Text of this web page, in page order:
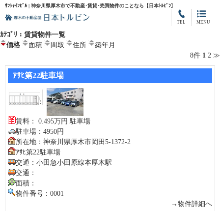
ｻﾝｼｬｲﾝﾋﾞﾙ | 神奈川県厚木市で不動産･賃貸･売買物件のことなら【日本ﾄﾙﾋﾞﾝ】
MENU
TEL
ｶﾃｺﾞﾘ：賃貸物件一覧
価格
面積 間取 住所
築年月
8件 1 2 ≫
ｱｻﾋ第22駐車場
賃料： 0.495万円 駐車場
駐車場：4950円
所在地：神奈川県厚木市岡田5-1372-2
ｱｻﾋ第22駐車場
交通：小田急小田原線本厚木駅
交通：
面積：
物件番号：0001
→物件詳細へ